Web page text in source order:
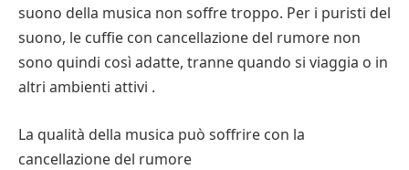
suono della musica non soffre troppo. Per i puristi del
suono, le cuffie con cancellazione del rumore non
sono quindi così adatte, tranne quando si viaggia o in
altri ambienti attivi .
La qualità della musica può soffrire con la
cancellazione del rumore